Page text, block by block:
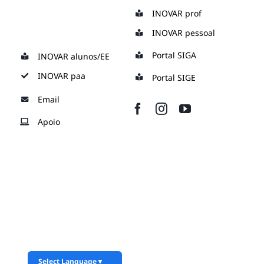
content
INOVAR prof
INOVAR pessoal
INOVAR alunos/EE
INOVAR paa
Portal SIGA
Portal SIGE
Email
Apoio
Select Language▼